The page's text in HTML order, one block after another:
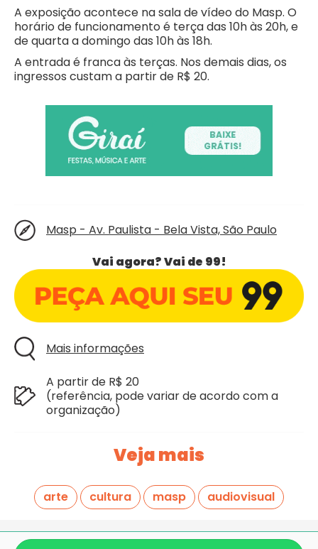
A exposição acontece na sala de vídeo do Masp. O
horário de funcionamento é terça das 10h às 20h, e
de quarta a domingo das 10h às 18h.
A entrada é franca às terças. Nos demais dias, os
ingressos custam a partir de R$ 20.
Masp - Av. Paulista - Bela Vista, São Paulo
Vai agora? Vai de 99!
Mais informações
A partir de R$ 20
(referência, pode variar de acordo com a
organização)
Veja mais
arte cultura masp audiovisual
Giraí é mais um projeto criado com
pela equipe